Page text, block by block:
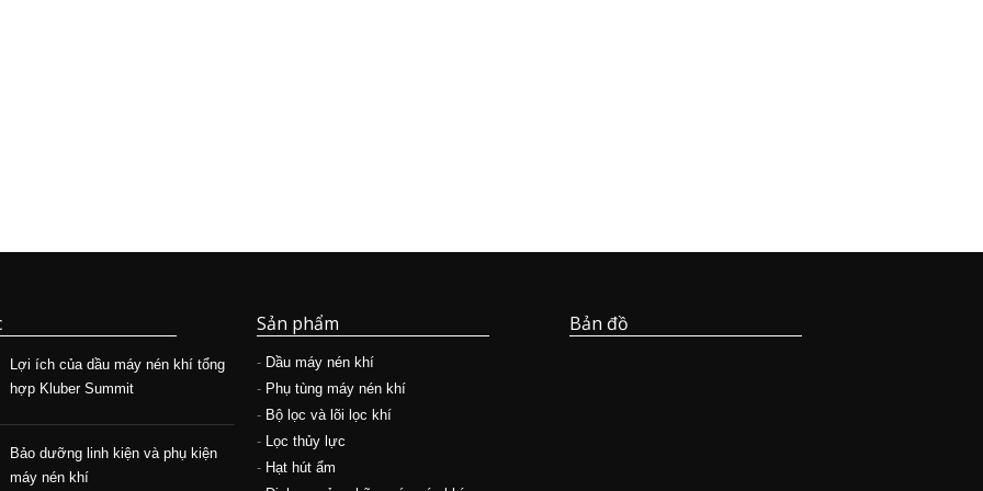
Phân tích chất lượng dầu máy nén
khí
Lợi ích của dầu máy nén khí tổng
hợp Kluber Summit
Sản phẩm
- Dầu máy nén khí
- Phụ tùng máy nén khí
- Bộ lọc và lõi lọc khí
- Lọc thủy lực
- Hạt hút ẩm
Bản đồ